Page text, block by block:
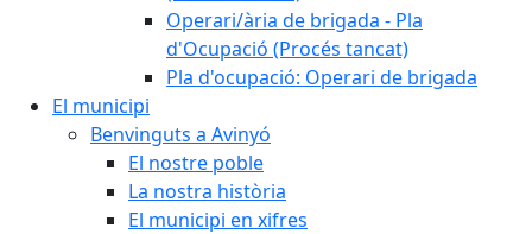
Operari/ària de brigada - Pla
d'Ocupació (Procés tancat)
Pla d'ocupació: Operari de brigada
El municipi
Benvinguts a Avinyó
El nostre poble
La nostra història
El municipi en xifres